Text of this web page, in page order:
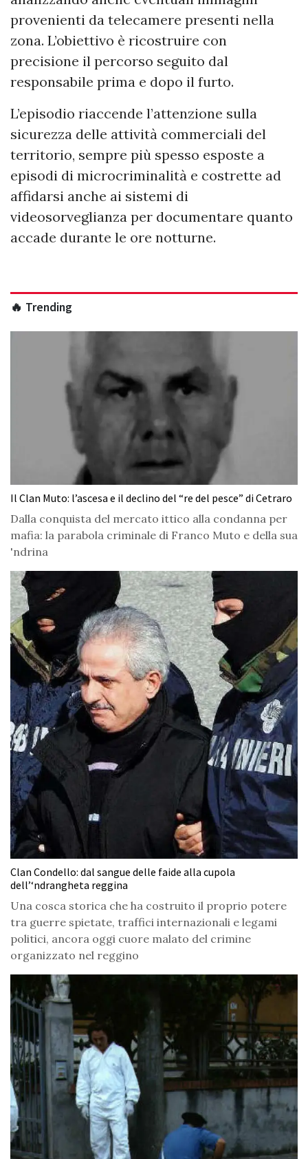
provenienti da telecamere presenti nella
zona. L’obiettivo è ricostruire con
precisione il percorso seguito dal
responsabile prima e dopo il furto.
L’episodio riaccende l’attenzione sulla
sicurezza delle attività commerciali del
territorio, sempre più spesso esposte a
episodi di microcriminalità e costrette ad
affidarsi anche ai sistemi di
videosorveglianza per documentare quanto
accade durante le ore notturne.
🔥 Trending
Il Clan Muto: l’ascesa e il declino del “re del pesce” di Cetraro
Dalla conquista del mercato ittico alla condanna per
mafia: la parabola criminale di Franco Muto e della sua
'ndrina
Clan Condello: dal sangue delle faide alla cupola
dell’‘ndrangheta reggina
Una cosca storica che ha costruito il proprio potere
tra guerre spietate, traffici internazionali e legami
politici, ancora oggi cuore malato del crimine
organizzato nel reggino